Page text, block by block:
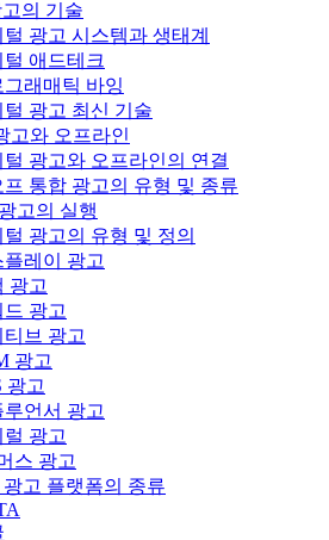
의 기술
털 광고 시스템과 생태계
털 애드테크
그래매틱 바잉
털 광고 최신 기술
고와 오프라인
털 광고와 오프라인의 연결
프 통합 광고의 유형 및 종류
고의 실행
털 광고의 유형 및 정의
플레이 광고
광고
드 광고
티브 광고
광고
광고
루언서 광고
럴 광고
스 광고
고 플랫폼의 종류